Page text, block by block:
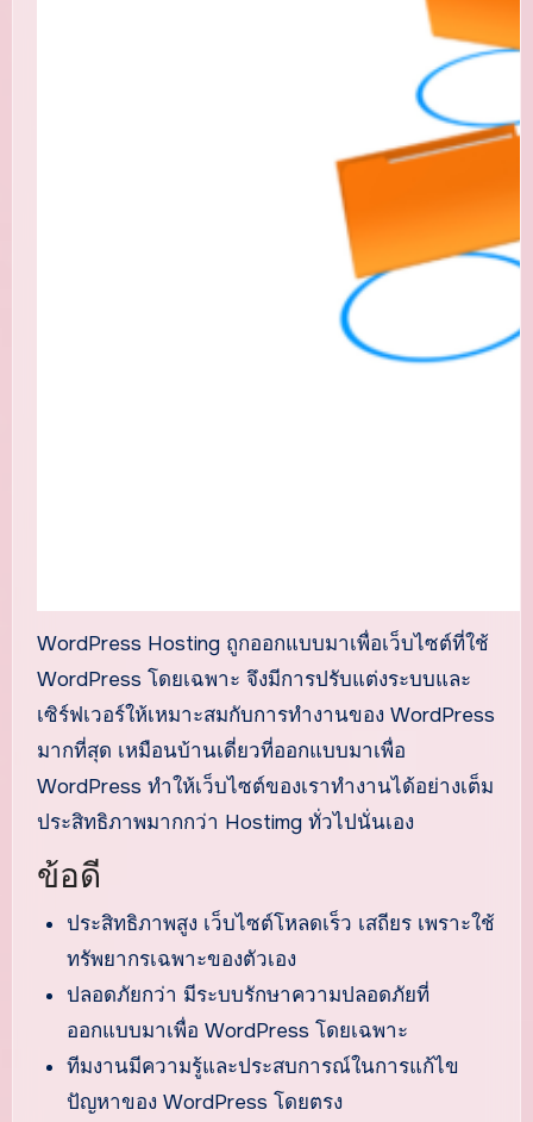
WordPress Hosting ถูกออกแบบมาเพื่อเว็บไซต์ที่ใช้
WordPress โดยเฉพาะ จึงมีการปรับแต่งระบบและ
เซิร์ฟเวอร์ให้เหมาะสมกับการทำงานของ WordPress
มากที่สุด เหมือนบ้านเดี่ยวที่ออกแบบมาเพื่อ
WordPress ทำให้เว็บไซต์ของเราทำงานได้อย่างเต็ม
ประสิทธิภาพมากกว่า Hostimg ทั่วไปนั่นเอง
ข้อดี
ประสิทธิภาพสูง เว็บไซต์โหลดเร็ว เสถียร เพราะใช้
ทรัพยากรเฉพาะของตัวเอง
ปลอดภัยกว่า มีระบบรักษาความปลอดภัยที่
ออกแบบมาเพื่อ WordPress โดยเฉพาะ
ทีมงานมีความรู้และประสบการณ์ในการแก้ไข
ปัญหาของ WordPress โดยตรง